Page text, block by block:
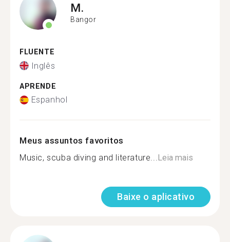
M.
Bangor
FLUENTE
Inglês
APRENDE
Espanhol
Meus assuntos favoritos
Music, scuba diving and literature...Leia mais
Baixe o aplicativo